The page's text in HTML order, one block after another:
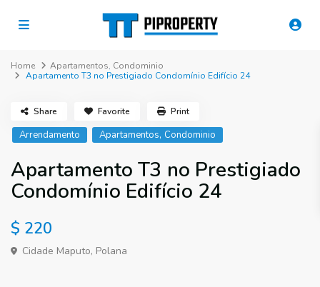
Home Apartamentos, Condominio
Apartamento T3 no Prestigiado Condomínio Edifício 24
Arrendamento Apartamentos, Condominio
Apartamento T3 no Prestigiado
Condomínio Edifício 24
$ 220
Cidade Maputo, Polana
Share Favorite Print